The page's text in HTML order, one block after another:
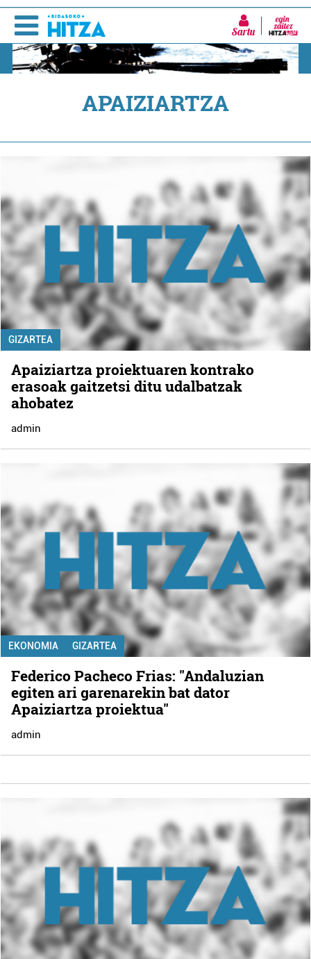
Sartu
APAIZIARTZA
GIZARTEA
Apaiziartza proiektuaren kontrako
erasoak gaitzetsi ditu udalbatzak
ahobatez
admin
EKONOMIA GIZARTEA
Federico Pacheco Frias: "Andaluzian
egiten ari garenarekin bat dator
Apaiziartza proiektua"
admin